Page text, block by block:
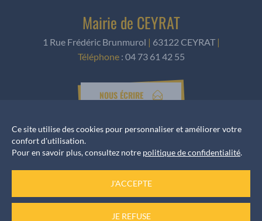
Mairie de CEYRAT
1 Rue Frédéric Brunmurol | 63122 CEYRAT |
Téléphone: 04 73 61 42 55
NOUS ÉCRIRE
Horaires d’ouverture
du Lundi au Vendredi de 8h30 à 12h et de 13h30 à 17h
Ce site utilise des cookies pour personnaliser et améliorer votre
confort d'utilisation.
Pour en savoir plus, consultez notre politique de confidentialité.
J'ACCEPTE
JE REFUSE